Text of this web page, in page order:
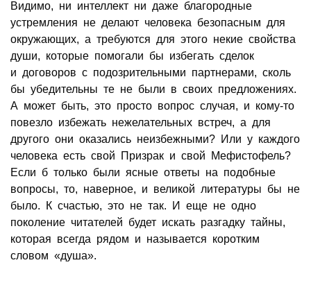
Видимо, ни интеллект ни даже благородные
устремления не делают человека безопасным для
окружающих, а требуются для этого некие свойства
души, которые помогали бы избегать сделок
и договоров с подозрительными партнерами, сколь
бы убедительны те не были в своих предложениях.
А может быть, это просто вопрос случая, и кому-то
повезло избежать нежелательных встреч, а для
другого они оказались неизбежными? Или у каждого
человека есть свой Призрак и свой Мефистофель?
Если б только были ясные ответы на подобные
вопросы, то, наверное, и великой литературы бы не
было. К счастью, это не так. И еще не одно
поколение читателей будет искать разгадку тайны,
которая всегда рядом и называется коротким
словом «душа».